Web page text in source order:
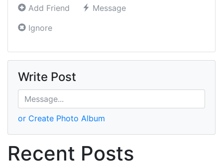
Add Friend
Message
Ignore
Write Post
or Create Photo Album
Recent Posts